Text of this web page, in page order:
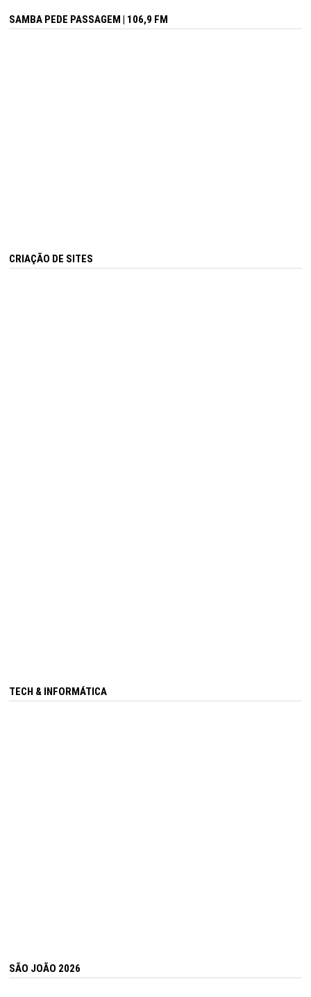
SAMBA PEDE PASSAGEM | 106,9 FM
CRIAÇÃO DE SITES
TECH & INFORMÁTICA
SÃO JOÃO 2026